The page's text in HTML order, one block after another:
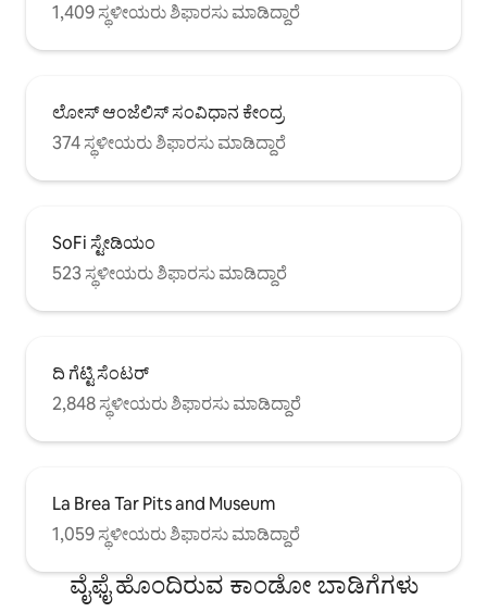
1,409 ಸ್ಥಳೀಯರು ಶಿಫಾರಸು ಮಾಡಿದ್ದಾರೆ
ಲೋಸ್ ಆಂಜೆಲಿಸ್ ಸಂವಿಧಾನ ಕೇಂದ್ರ
374 ಸ್ಥಳೀಯರು ಶಿಫಾರಸು ಮಾಡಿದ್ದಾರೆ
SoFi ಸ್ಟೇಡಿಯಂ
523 ಸ್ಥಳೀಯರು ಶಿಫಾರಸು ಮಾಡಿದ್ದಾರೆ
ದಿ ಗೆಟ್ಟಿ ಸೆಂಟರ್
2,848 ಸ್ಥಳೀಯರು ಶಿಫಾರಸು ಮಾಡಿದ್ದಾರೆ
La Brea Tar Pits and Museum
1,059 ಸ್ಥಳೀಯರು ಶಿಫಾರಸು ಮಾಡಿದ್ದಾರೆ
ವೈಫೈ ಹೊಂದಿರುವ ಕಾಂಡೋ ಬಾಡಿಗೆಗಳು